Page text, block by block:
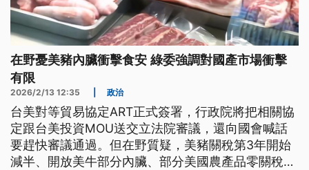
在野憂美豬內臟衝擊食安 綠委強調對國產市場衝擊
有限
2026/2/13 12:35 政治
台美對等貿易協定ART正式簽署，行政院將把相關協
定跟台美投資MOU送交立法院審議，還向國會喊話
要趕快審議通過。但在野質疑，美豬關稅第3年開始
減半、開放美牛部分內臟、部分美國農產品零關稅等